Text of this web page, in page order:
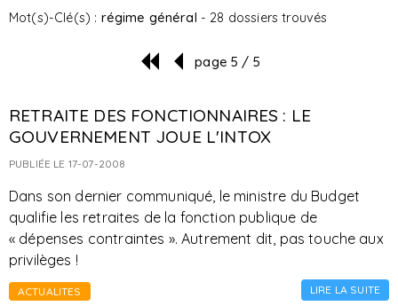
Mot(s)-Clé(s) : régime général - 28 dossiers trouvés
page 5 / 5
RETRAITE DES FONCTIONNAIRES : LE
GOUVERNEMENT JOUE L'INTOX
PUBLIÉE LE 17-07-2008
Dans son dernier communiqué, le ministre du Budget
qualifie les retraites de la fonction publique de
« dépenses contraintes ». Autrement dit, pas touche aux
privilèges !
ACTUALITES LIRE LA SUITE